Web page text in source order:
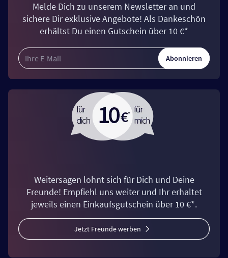
Melde Dich zu unserem Newsletter an und
sichere Dir exklusive Angebote! Als Dankeschön
erhältst Du einen Gutschein über 10 €*
Abonnieren
Weitersagen lohnt sich für Dich und Deine
Freunde! Empfiehl uns weiter und Ihr erhaltet
jeweils einen Einkaufsgutschein über 10 €*.
Jetzt Freunde werben